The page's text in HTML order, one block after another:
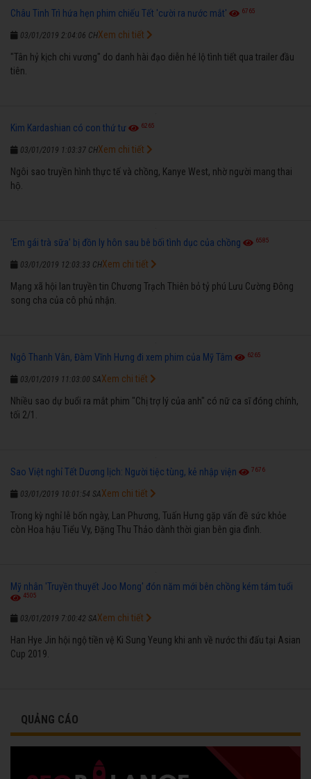
Châu Tinh Trì hứa hẹn phim chiếu Tết 'cười ra nước mắt' 6765
03/01/2019 2:04:06 CH
"Tân hỷ kịch chi vương" do danh hài đạo diễn hé lộ tình tiết qua trailer đầu
tiên.
Xem chi tiết
Kim Kardashian có con thứ tư 6265
03/01/2019 1:03:37 CH
Ngôi sao truyền hình thực tế và chồng, Kanye West, nhờ người mang thai
hộ.
Xem chi tiết
'Em gái trà sữa' bị đồn ly hôn sau bê bối tình dục của chồng 6585
03/01/2019 12:03:33 CH
Mạng xã hội lan truyền tin Chương Trạch Thiên bỏ tỷ phú Lưu Cường Đông
song cha của cô phủ nhận.
Xem chi tiết
Ngô Thanh Vân, Đàm Vĩnh Hưng đi xem phim của Mỹ Tâm 6265
03/01/2019 11:03:00 SA
Nhiều sao dự buổi ra mắt phim "Chị trợ lý của anh" có nữ ca sĩ đóng chính,
tối 2/1.
Xem chi tiết
Sao Việt nghỉ Tết Dương lịch: Người tiệc tùng, kẻ nhập viện 7676
03/01/2019 10:01:54 SA
Trong kỳ nghỉ lễ bốn ngày, Lan Phương, Tuấn Hưng gặp vấn đề sức khỏe
còn Hoa hậu Tiểu Vy, Đặng Thu Thảo dành thời gian bên gia đình.
Xem chi tiết
Mỹ nhân 'Truyền thuyết Joo Mong' đón năm mới bên chồng kém tám tuổi
4505
03/01/2019 7:00:42 SA
Han Hye Jin hội ngộ tiền vệ Ki Sung Yeung khi anh về nước thi đấu tại Asian
Cup 2019.
Xem chi tiết
QUẢNG CÁO